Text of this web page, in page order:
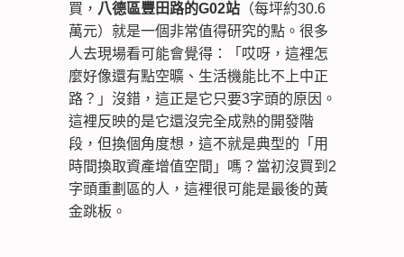
買， 八德區豐田路的G02站 （每坪約30.6
萬元）就是一個非常值得研究的點。很多
人去現場看可能會覺得：「哎呀，這裡怎
麼好像還有點空曠、生活機能比不上中正
路？」沒錯，這正是它只要3字頭的原因。
這裡反映的是它還沒完全成熟的開發階
段，但換個角度想，這不就是典型的「用
時間換取資產增值空間」嗎？當初沒買到2
字頭重劃區的人，這裡很可能是最後的黃
金跳板。